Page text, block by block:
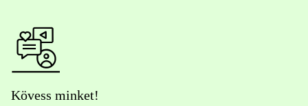
Kövess minket!